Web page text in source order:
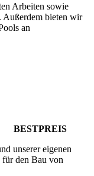
Arbeiten sowie
Außerdem bieten wir
an
BESTPREIS
unserer eigenen
den Bau von